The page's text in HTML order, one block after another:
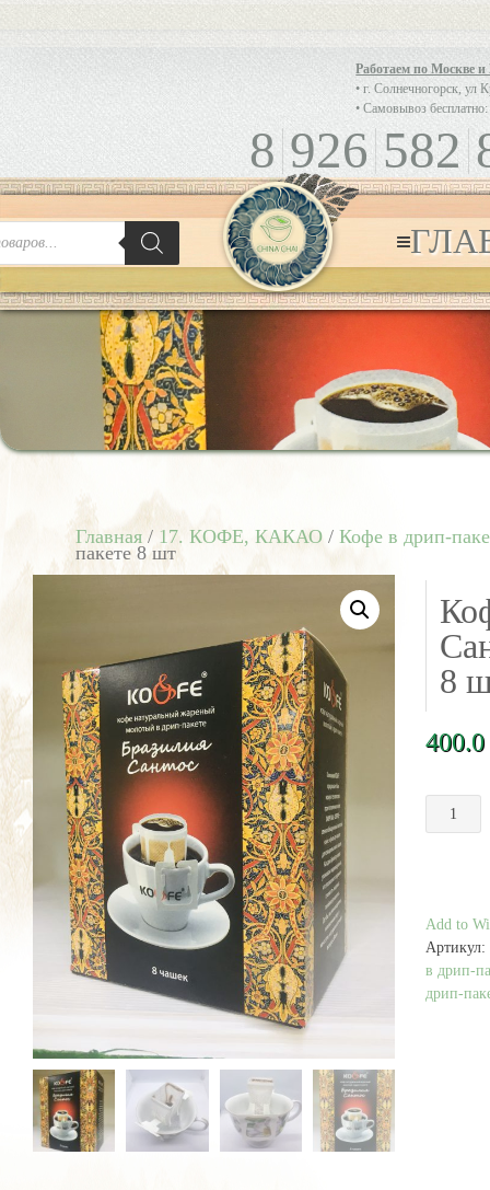
Работаем по Москве
• г. Солнечногорск, ул
• Самовывоз
8 926 582
Главная / 17. КОФЕ, КАКАО / Кофе в дрип-
пакете 8 шт
8
400.0
товара
в
дрип-
пакете
8
Add to
Артикул:
в дрип-
дрип-